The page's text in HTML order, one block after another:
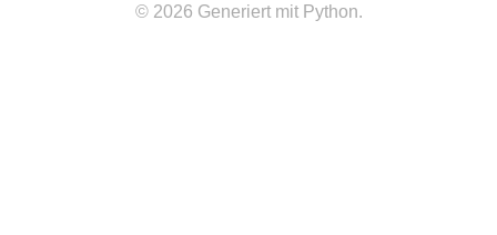
© 2026 Generiert mit Python.